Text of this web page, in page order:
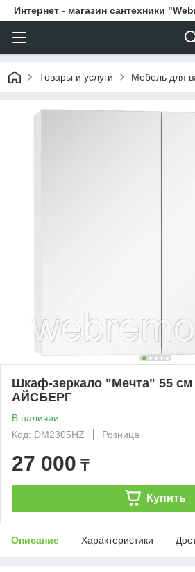
Интернет - магазин сантехники
Товары и услуги Мебель для
Шкаф-зеркало "Мечта" 55
АЙСБЕРГ
В наличии
Код: DM2305HZ
Розница
27 000 ₸
Купить
Описание Характеристики